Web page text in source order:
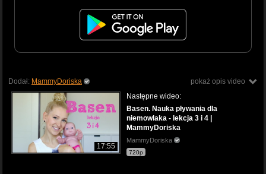
pokaż opis video
Dodał: MammyDoriska
17:55
Następne wideo:
Basen. Nauka pływania dla
niemowlaka - lekcja 3 i 4 |
MammyDoriska
MammyDoriska
720p